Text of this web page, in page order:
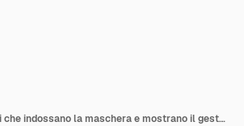
Giovani uomini che indossano la maschera e mostrano il gesto STOP